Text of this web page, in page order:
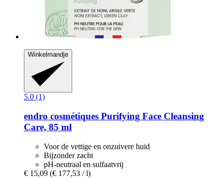
Winkelmandje
5.0 (1)
endro cosmétiques Purifying Face Cleansing
Care, 85 ml
Voor de vettige en onzuivere huid
Bijzonder zacht
pH-neutraal en sulfaatvrij
€ 15,09 (€ 177,53 / l)